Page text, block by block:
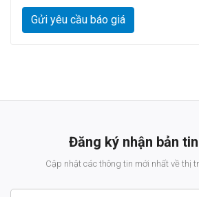
Gửi yêu cầu báo giá
Đăng ký nhận bản
Cập nhật các thông tin mới nhất về thị